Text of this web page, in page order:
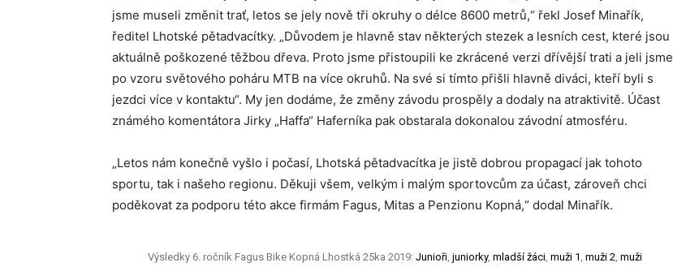
jsme museli změnit trať, letos se jely nově tři okruhy o délce 8600 metrů,“ řekl Josef Minařík,
ředitel Lhotské pětadvacítky. „Důvodem je hlavně stav některých stezek a lesních cest, které jsou
aktuálně poškozené těžbou dřeva. Proto jsme přistoupili ke zkrácené verzi dřívější trati a jeli jsme
po vzoru světového poháru MTB na více okruhů. Na své si tímto přišli hlavně diváci, kteří byli s
jezdci více v kontaktu“. My jen dodáme, že změny závodu prospěly a dodaly na atraktivitě. Účast
známého komentátora Jirky „Haffa“ Haferníka pak obstarala dokonalou závodní atmosféru.
„Letos nám konečně vyšlo i počasí, Lhotská pětadvacítka je jistě dobrou propagací jak tohoto
sportu, tak i našeho regionu. Děkuji všem, velkým i malým sportovcům za účast, zároveň chci
poděkovat za podporu této akce firmám Fagus, Mitas a Penzionu Kopná,“ dodal Minařík.
Výsledky 6. ročník Fagus Bike Kopná Lhostká 25ka 2019: Junioři, juniorky, mladší žáci, muži 1 muži 2 muži